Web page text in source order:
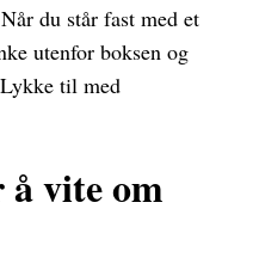
du står fast med et
utenfor boksen og
til med
vite om